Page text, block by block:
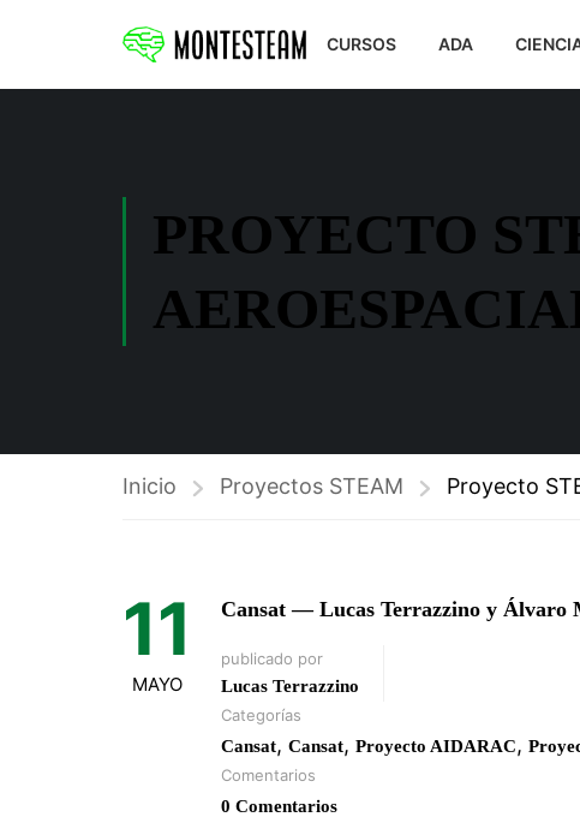
CURSOS ADA
PROYECTO
Inicio Proyectos STEAM Proyecto
11
MAYO
Cansat — Lucas Terrazzino y Álvaro
publicado por
Lucas Terrazzino
Categorías
Cansat, Cansat, Proyecto AIDARAC,
Comentarios
0 Comentarios